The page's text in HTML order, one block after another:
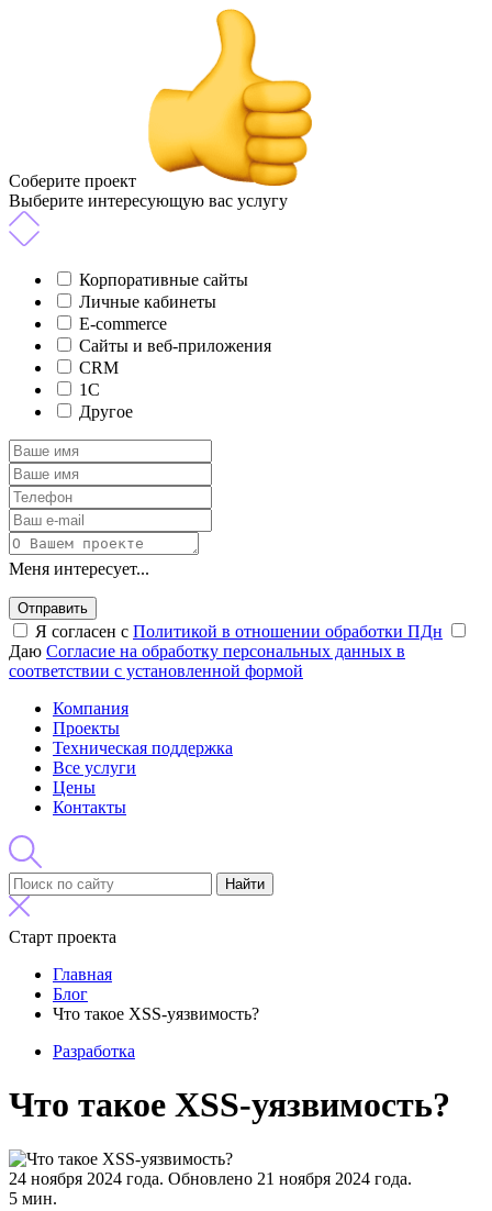
Соберите проект
Выберите интересующую вас услугу
Корпоративные сайты
Личные кабинеты
E-commerce
Сайты и веб-приложения
CRM
1C
Другое
Меня интересует...
Отправить
Я согласен с Политикой в отношении обработки ПДн
Даю Согласие на обработку персональных данных в
соответствии с установленной формой
Компания
Проекты
Техническая поддержка
Все услуги
Цены
Контакты
Найти
Старт проекта
Главная
Блог
Что такое XSS-уязвимость?
Разработка
Что такое XSS-уязвимость?
24 ноября 2024 года. Обновлено 21 ноября 2024 года.
5 мин.